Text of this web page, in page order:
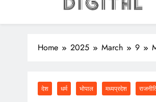
अक्षर भास्कर
डिजिटल
Home 2025 March 9
देश धर्म भोपाल मध्यप्रदेश